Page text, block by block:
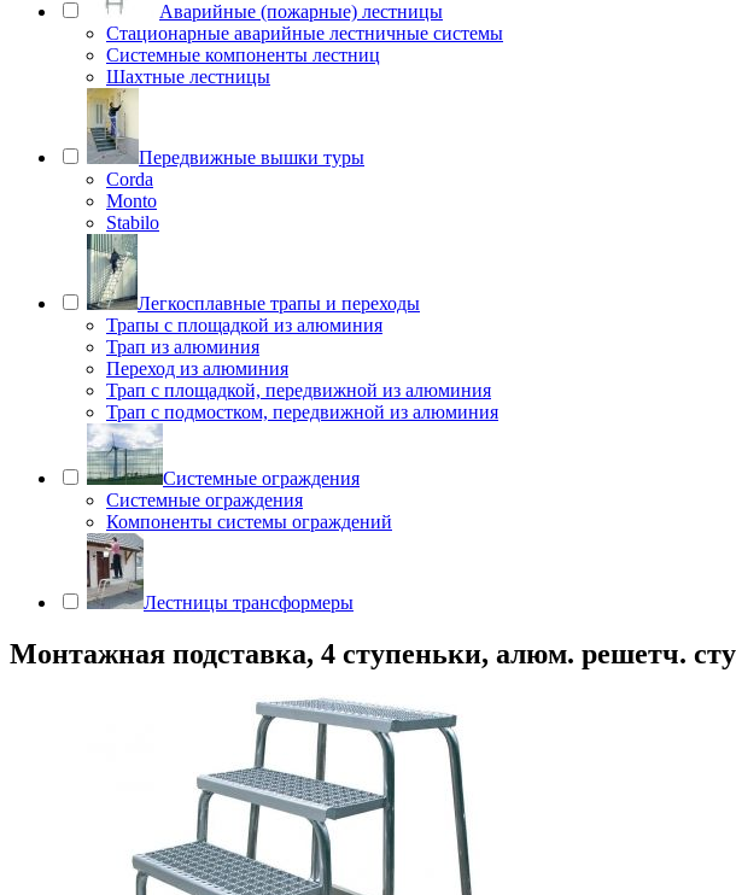
Аварийные (пожарные) лестницы
Стационарные аварийные лестничные системы
Системные компоненты лестниц
Шахтные лестницы
Передвижные вышки туры
Corda
Monto
Stabilo
Легкосплавные трапы и переходы
Трапы с площадкой из алюминия
Трап из алюминия
Переход из алюминия
Трап с площадкой, передвижной из алюминия
Трап с подмостком, передвижной из алюминия
Системные ограждения
Системные ограждения
Компоненты системы ограждений
Лестницы трансформеры
Монтажная подставка, 4 ступеньки, алюм. решетч.